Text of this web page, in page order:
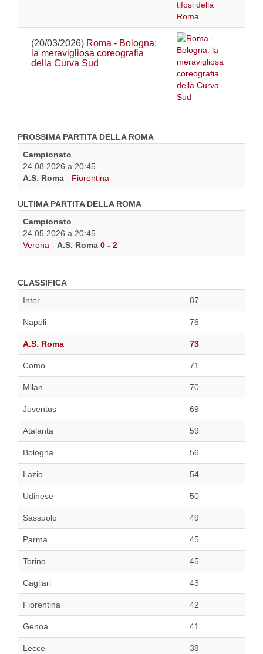
(20/03/2026) Roma - Bologna:
la meravigliosa coreografia
della Curva Sud
PROSSIMA PARTITA DELLA ROMA
Campionato
24.08.2026 a 20:45
A.S. Roma - Fiorentina
ULTIMA PARTITA DELLA ROMA
Campionato
24.05.2026 a 20:45
Verona - A.S. Roma 0 - 2
CLASSIFICA
Inter
87
Napoli 76
A.S. Roma 73
Como 71
Milan 70
Juventus 69
Atalanta 59
Bologna 56
Lazio 54
Udinese 50
Sassuolo 49
Parma 45
Torino 45
Cagliari 43
Fiorentina 42
Genoa 41
Lecce 38